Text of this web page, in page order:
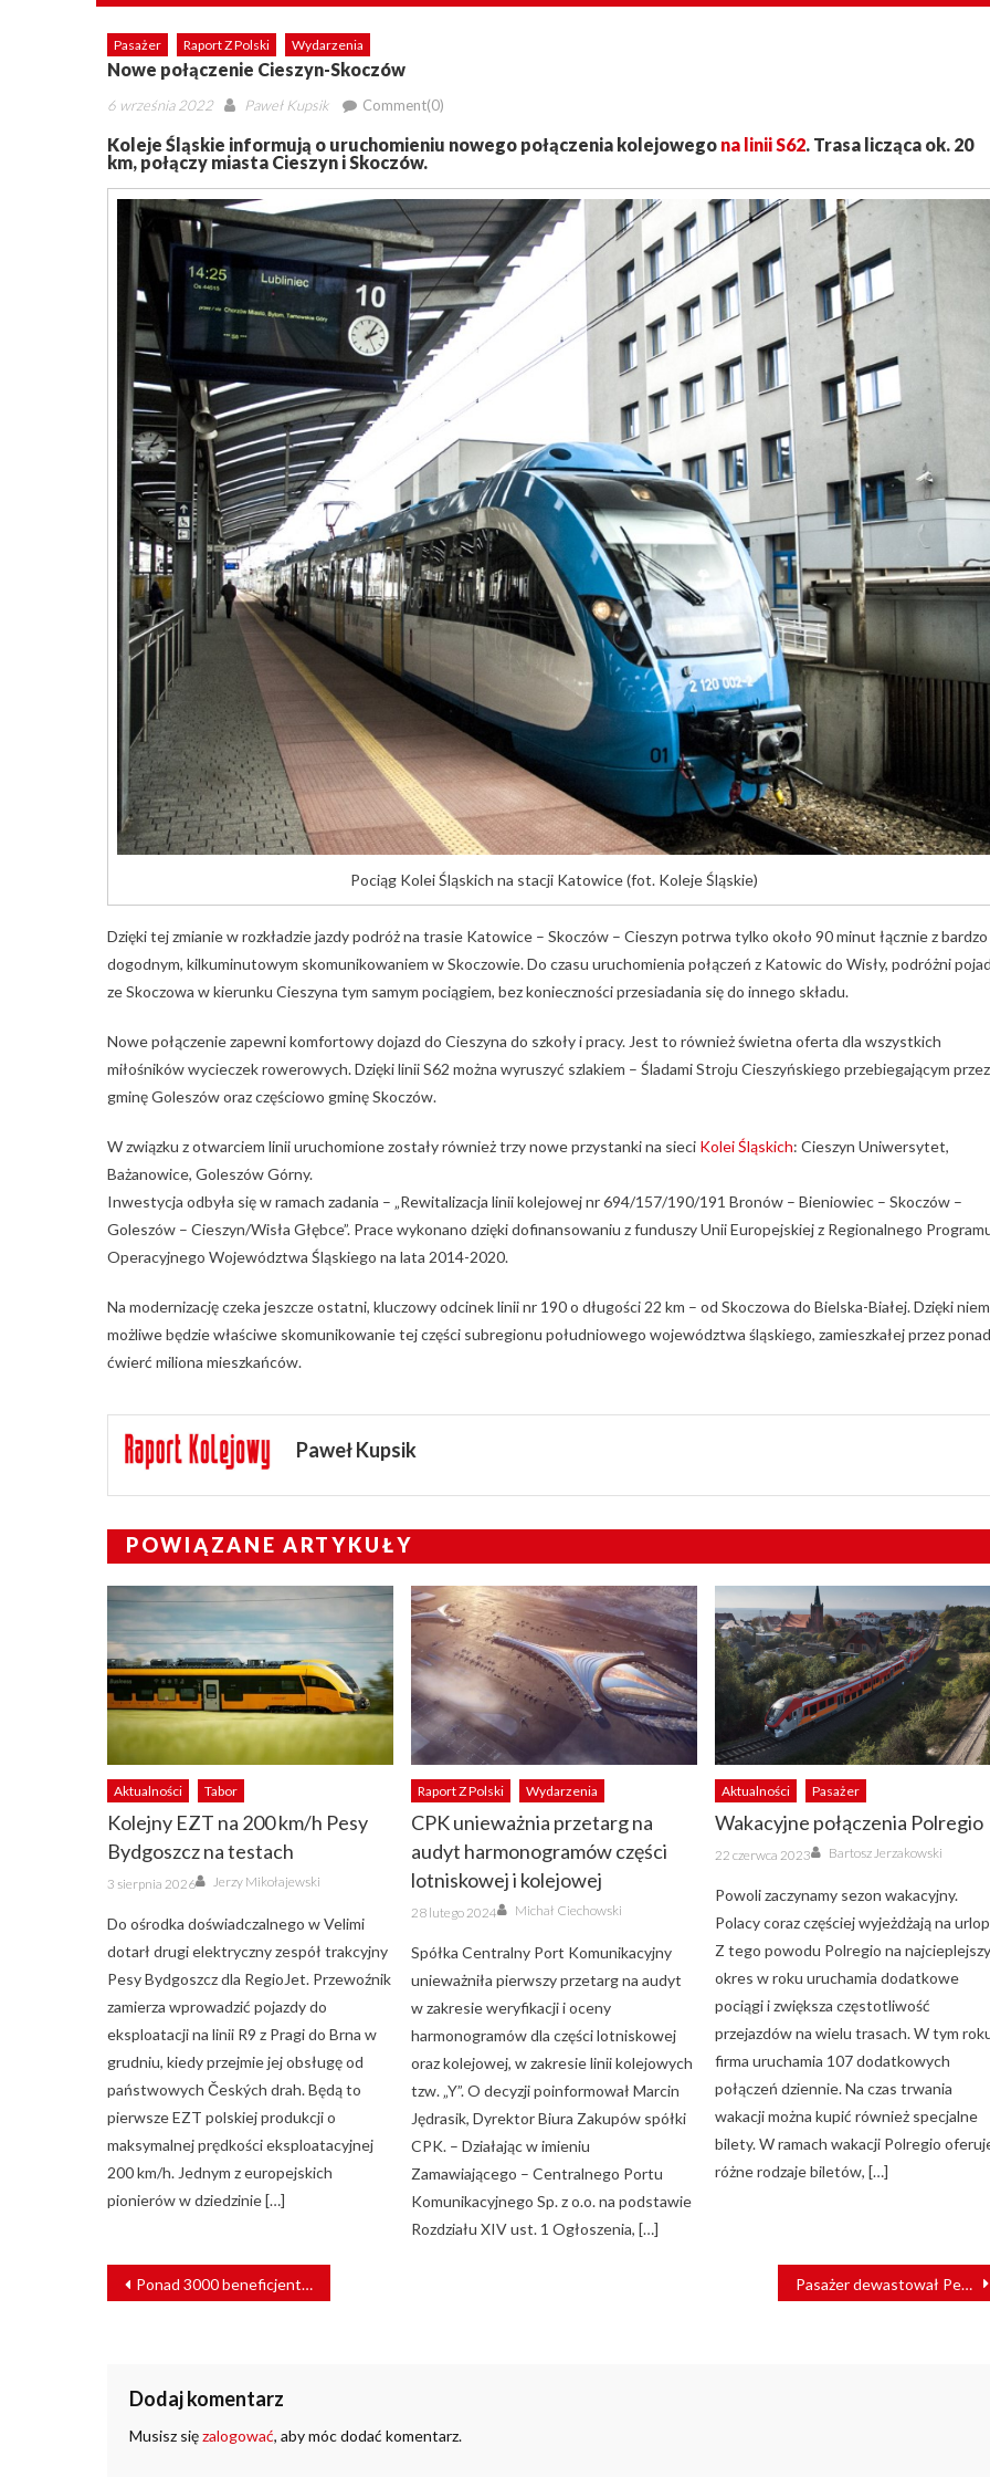
Pasażer Raport Z Polski Wydarzenia
Nowe połączenie Cieszyn-Skoczów
Posted
6 września 2022 Author
Paweł Kupsik Comment(0)
Koleje Śląskie informują o uruchomieniu nowego połączenia kolejowego na linii S62. Trasa licząca ok. 20
km, połączy miasta Cieszyn i Skoczów.
Pociąg Kolei Śląskich na stacji Katowice (fot. Koleje Śląskie)
Dzięki tej zmianie w rozkładzie jazdy podróż na trasie Katowice – Skoczów – Cieszyn potrwa tylko około 90 minut łącznie z bardzo
dogodnym, kilkuminutowym skomunikowaniem w Skoczowie. Do czasu uruchomienia połączeń z Katowic do Wisły, podróżni
ze Skoczowa w kierunku Cieszyna tym samym pociągiem, bez konieczności przesiadania się do innego składu.
Nowe połączenie zapewni komfortowy dojazd do Cieszyna do szkoły i pracy. Jest to również świetna oferta dla wszystkich
miłośników wycieczek rowerowych. Dzięki linii S62 można wyruszyć szlakiem – Śladami Stroju Cieszyńskiego przebiegającym przez
gminę Goleszów oraz częściowo gminę Skoczów.
W związku z otwarciem linii uruchomione zostały również trzy nowe przystanki na sieci Kolei Śląskich: Cieszyn Uniwersytet,
Bażanowice, Goleszów Górny.
Inwestycja odbyła się w ramach zadania – „Rewitalizacja linii kolejowej nr 694/157/190/191 Bronów – Bieniowiec – Skoczów –
Goleszów – Cieszyn/Wisła Głębce”. Prace wykonano dzięki dofinansowaniu z funduszy Unii Europejskiej z Regionalnego
Operacyjnego Województwa Śląskiego na lata 2014-2020.
Na modernizację czeka jeszcze ostatni, kluczowy odcinek linii nr 190 o długości 22 km – od Skoczowa do Bielska-Białej. Dzięki
możliwe będzie właściwe skomunikowanie tej części subregionu południowego województwa śląskiego, zamieszkałej przez ponad
ćwierć miliona mieszkańców.
Paweł Kupsik
POWIĄZANE ARTYKUŁY
Aktualności Tabor
Kolejny EZT na 200 km/h Pesy
Bydgoszcz na testach
Posted
on
3 sierpnia 2026 Author
Jerzy Mikołajewski
Do ośrodka doświadczalnego w Velimi
dotarł drugi elektryczny zespół trakcyjny
Pesy Bydgoszcz dla RegioJet. Przewoźnik
zamierza wprowadzić pojazdy do
eksploatacji na linii R9 z Pragi do Brna w
grudniu, kiedy przejmie jej obsługę od
państwowych Českých drah. Będą to
pierwsze EZT polskiej produkcji o
maksymalnej prędkości eksploatacyjnej
200 km/h. Jednym z europejskich
pionierów w dziedzinie […]
Raport Z Polski Wydarzenia
CPK unieważnia przetarg na
audyt harmonogramów części
lotniskowej i kolejowej
Posted
on
28 lutego 2024 Author
Michał Ciechowski
Spółka Centralny Port Komunikacyjny
unieważniła pierwszy przetarg na audyt
w zakresie weryfikacji i oceny
harmonogramów dla części lotniskowej
oraz kolejowej, w zakresie linii kolejowych
tzw. „Y”. O decyzji poinformował Marcin
Jędrasik, Dyrektor Biura Zakupów spółki
CPK. – Działając w imieniu
Zamawiającego – Centralnego Portu
Komunikacyjnego Sp. z o.o. na podstawie
Rozdziału XIV ust. 1 Ogłoszenia, […]
Aktualności Pasażer
Wakacyjne połączenia Polregio
Posted
on
22 czerwca 2023 Author
Bartosz Jerzakowski
Powoli zaczynamy sezon wakacyjny.
Polacy coraz częściej wyjeżdżają na
Z tego powodu Polregio na
okres w roku uruchamia dodatkowe
pociągi i zwiększa częstotliwość
przejazdów na wielu trasach. W tym
firma uruchamia 107 dodatkowych
połączeń dziennie. Na czas trwania
wakacji można kupić również specjalne
bilety. W ramach wakacji Polregio
różne rodzaje biletów, […]
NAWIGACJA
WPISU
Ponad 3000 beneficjentów Fundacji PKP Energetyka Pasażer dewastował Pendolino i groził eksplozją bomby
Dodaj komentarz
Musisz sięzalogować, aby móc dodać komentarz.